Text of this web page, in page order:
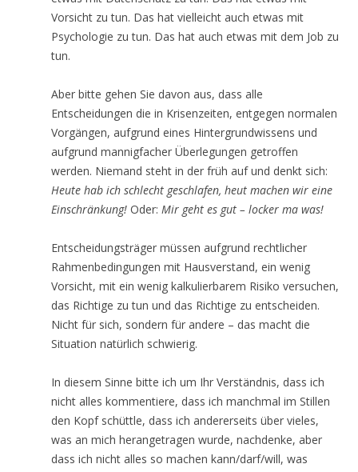
Vorsicht zu tun. Das hat vielleicht auch etwas mit
Psychologie zu tun. Das hat auch etwas mit dem Job zu
tun.
Aber bitte gehen Sie davon aus, dass alle
Entscheidungen die in Krisenzeiten, entgegen normalen
Vorgängen, aufgrund eines Hintergrundwissens und
aufgrund mannigfacher Überlegungen getroffen
werden. Niemand steht in der früh auf und denkt sich:
Heute hab ich schlecht geschlafen, heut machen wir eine
Einschränkung! Oder: Mir geht es gut – locker ma was!
Entscheidungsträger müssen aufgrund rechtlicher
Rahmenbedingungen mit Hausverstand, ein wenig
Vorsicht, mit ein wenig kalkulierbarem Risiko versuchen,
das Richtige zu tun und das Richtige zu entscheiden.
Nicht für sich, sondern für andere – das macht die
Situation natürlich schwierig.
In diesem Sinne bitte ich um Ihr Verständnis, dass ich
nicht alles kommentiere, dass ich manchmal im Stillen
den Kopf schüttle, dass ich andererseits über vieles,
was an mich herangetragen wurde, nachdenke, aber
dass ich nicht alles so machen kann/darf/will, was